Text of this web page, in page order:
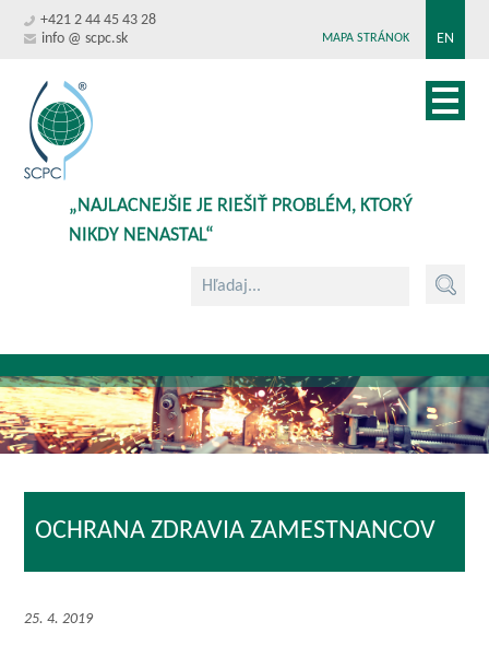
+421 2 44 45 43 28
info @ scpc.sk
EN
MAPA STRÁNOK
„NAJLACNEJŠIE JE RIEŠIŤ PROBLÉM, KTORÝ
NIKDY NENASTAL“
OCHRANA ZDRAVIA ZAMESTNANCOV
25. 4. 2019